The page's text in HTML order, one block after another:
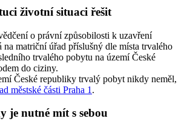
životní situaci řešit
o právní způsobilosti k uzavření
na matriční úřad příslušný dle místa trvalého
trvalého pobytu na území České
do ciziny.
České republiky trvalý pobyt nikdy neměl,
městské části Praha 1 .
je nutné mít s sebou